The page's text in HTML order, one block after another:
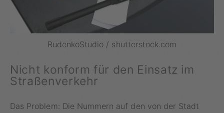
RudenkoStudio / shutterstock.com
Nicht konform für den Einsatz im
Straßenverkehr
Das Problem: Die Nummern auf den von der Stadt